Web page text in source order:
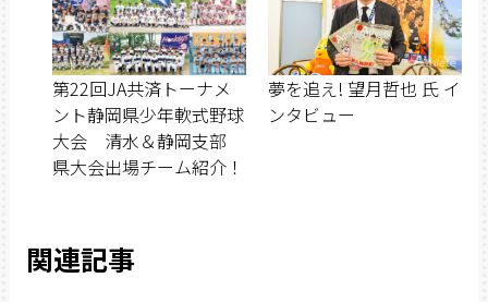
第22回JA共済トーナメ
ント静岡県少年軟式野球
大会 清水＆静岡支部
県大会出場チーム紹介！
夢を追え! 望月哲也 氏 イ
ンタビュー
関連記事